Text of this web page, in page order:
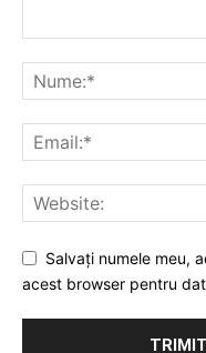
Salvați numele meu,
acest browser pentru